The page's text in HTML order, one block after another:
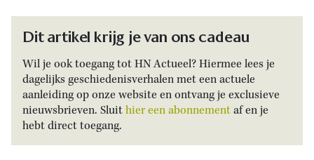
Dit artikel krijg je van ons cadeau
Wil je ook toegang tot HN Actueel? Hiermee lees je
dagelijks geschiedenisverhalen met een actuele
aanleiding op onze website en ontvang je exclusieve
nieuwsbrieven. Sluithier een abonnementaf en je
hebt direct toegang.